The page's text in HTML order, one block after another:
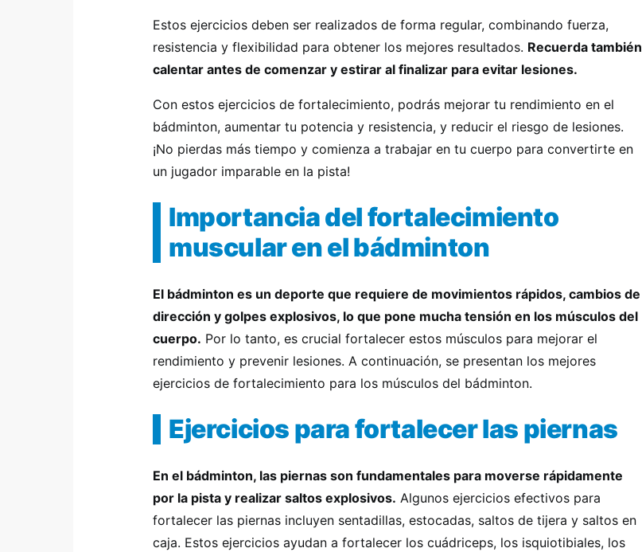
Estos ejercicios deben ser realizados de forma regular, combinando fuerza,
resistencia y flexibilidad para obtener los mejores resultados. Recuerda también
calentar antes de comenzar y estirar al finalizar para evitar lesiones.
Con estos ejercicios de fortalecimiento, podrás mejorar tu rendimiento en el
bádminton, aumentar tu potencia y resistencia, y reducir el riesgo de lesiones.
¡No pierdas más tiempo y comienza a trabajar en tu cuerpo para convertirte en
un jugador imparable en la pista!
Importancia del fortalecimiento
muscular en el bádminton
El bádminton es un deporte que requiere de movimientos rápidos, cambios de
dirección y golpes explosivos, lo que pone mucha tensión en los músculos del
cuerpo. Por lo tanto, es crucial fortalecer estos músculos para mejorar el
rendimiento y prevenir lesiones. A continuación, se presentan los mejores
ejercicios de fortalecimiento para los músculos del bádminton.
Ejercicios para fortalecer las piernas
En el bádminton, las piernas son fundamentales para moverse rápidamente
por la pista y realizar saltos explosivos. Algunos ejercicios efectivos para
fortalecer las piernas incluyen sentadillas, estocadas, saltos de tijera y saltos en
caja. Estos ejercicios ayudan a fortalecer los cuádriceps, los isquiotibiales, los